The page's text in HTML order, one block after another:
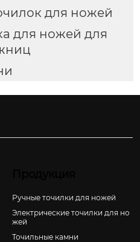
для ножей
для ножей для
Ручные точилки для ножей
Электрические точилки для но
жей
Точильные камни